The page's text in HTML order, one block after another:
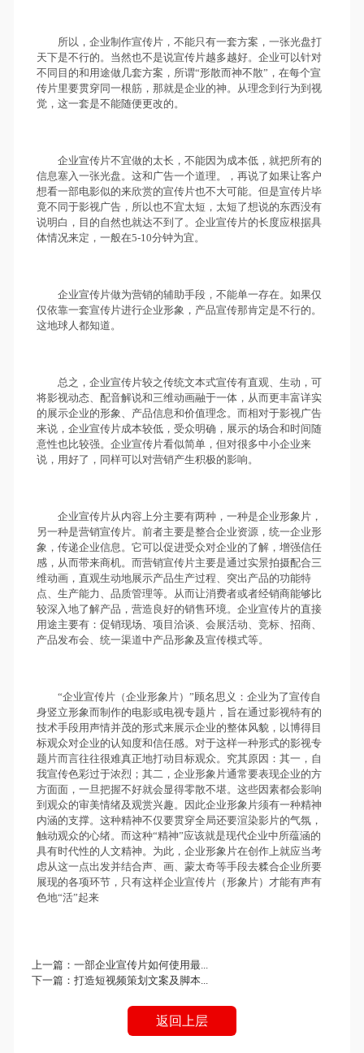
所以，企业制作宣传片，不能只有一套方案，一张光盘打
天下是不行的。当然也不是说宣传片越多越好。企业可以针对
不同目的和用途做几套方案，所谓“形散而神不散”，在每个宣
传片里要贯穿同一根筋，那就是企业的神。从理念到行为到视
觉，这一套是不能随便更改的。
企业宣传片不宜做的太长，不能因为成本低，就把所有的
信息塞入一张光盘。这和广告一个道理。，再说了如果让客户
想看一部电影似的来欣赏的宣传片也不大可能。但是宣传片毕
竟不同于影视广告，所以也不宜太短，太短了想说的东西没有
说明白，目的自然也就达不到了。企业宣传片的长度应根据具
体情况来定，一般在5-10分钟为宜。
企业宣传片做为营销的辅助手段，不能单一存在。如果仅
仅依靠一套宣传片进行企业形象，产品宣传那肯定是不行的。
这地球人都知道。
总之，企业宣传片较之传统文本式宣传有直观、生动，可
将影视动态、配音解说和三维动画融于一体，从而更丰富详实
的展示企业的形象、产品信息和价值理念。而相对于影视广告
来说，企业宣传片成本较低，受众明确，展示的场合和时间随
意性也比较强。企业宣传片看似简单，但对很多中小企业来
说，用好了，同样可以对营销产生积极的影响。
企业宣传片从内容上分主要有两种，一种是企业形象片，
另一种是营销宣传片。前者主要是整合企业资源，统一企业形
象，传递企业信息。它可以促进受众对企业的了解，增强信任
感，从而带来商机。而营销宣传片主要是通过实景拍摄配合三
维动画，直观生动地展示产品生产过程、突出产品的功能特
点、生产能力、品质管理等。从而让消费者或者经销商能够比
较深入地了解产品，营造良好的销售环境。企业宣传片的直接
用途主要有：促销现场、项目洽谈、会展活动、竞标、招商、
产品发布会、统一渠道中产品形象及宣传模式等。
“企业宣传片（企业形象片）”顾名思义：企业为了宣传自
身竖立形象而制作的电影或电视专题片，旨在通过影视特有的
技术手段用声情并茂的形式来展示企业的整体风貌，以博得目
标观众对企业的认知度和信任感。对于这样一种形式的影视专
题片而言往往很难真正地打动目标观众。究其原因：其一，自
我宣传色彩过于浓烈；其二，企业形象片通常要表现企业的方
方面面，一旦把握不好就会显得零散不堪。这些因素都会影响
到观众的审美情绪及观赏兴趣。因此企业形象片须有一种精神
内涵的支撑。这种精神不仅要贯穿全局还要渲染影片的气氛，
触动观众的心绪。而这种“精神”应该就是现代企业中所蕴涵的
具有时代性的人文精神。为此，企业形象片在创作上就应当考
虑从这一点出发并结合声、画、蒙太奇等手段去糅合企业所要
展现的各项环节，只有这样企业宣传片（形象片）才能有声有
色地“活”起来
上一篇：一部企业宣传片如何使用最...
下一篇：打造短视频策划文案及脚本...
返回上层